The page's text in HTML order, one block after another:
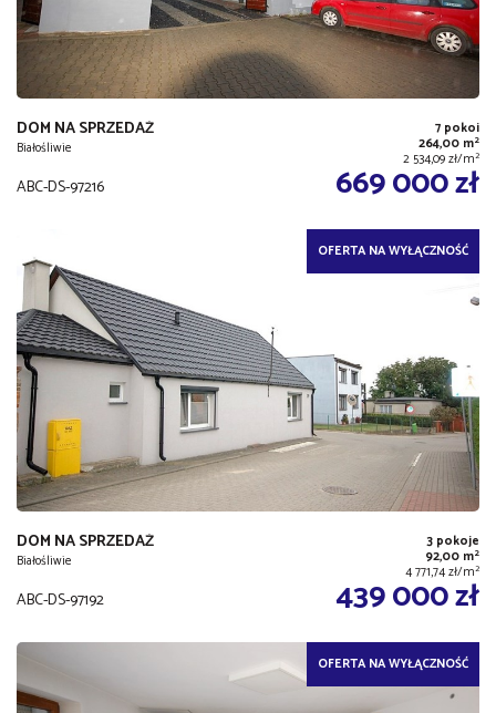
DOM NA SPRZEDAŻ
Białośliwie
7 pokoi
264,00 m2
2 534,09 zł/m2
ABC-DS-97216 669 000 zł
OFERTA NA WYŁĄCZNOŚĆ
DOM NA SPRZEDAŻ
Białośliwie
3 pokoje
92,00 m2
4 771,74 zł/m2
ABC-DS-97192 439 000 zł
OFERTA NA WYŁĄCZNOŚĆ